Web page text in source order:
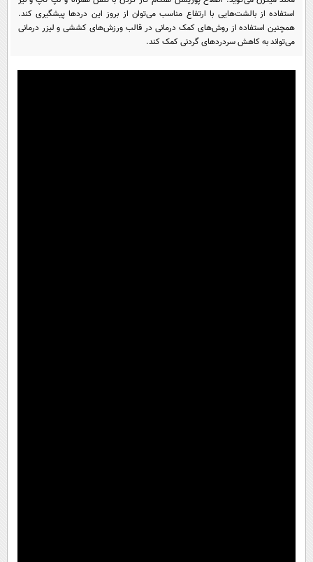
سرگرمی
فناوری
پیامک
روانشناسی
استفاده از بالشت‌هایی با ارتفاع مناسب می‌توان از بروز این درد‌ها پیشگیری کند.
همچنین استفاده از روش‌های کمک درمانی در قالب ورزش‌های کششی و لیزر درمانی
می‌تواند به کاهش سردرد‌های گردنی کمک کند.